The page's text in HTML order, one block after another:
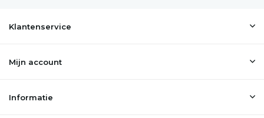
Klantenservice
Mijn account
Informatie